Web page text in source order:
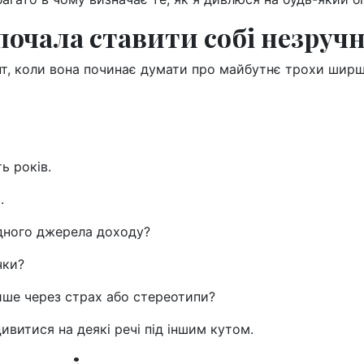
ставити собі
коли вона починає думати про майбутнє трохи
років.
джерела доходу?
через страх або стереотипи?
на деякі речі під іншим кутом.